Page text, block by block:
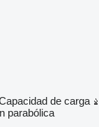
de carga
parabólica